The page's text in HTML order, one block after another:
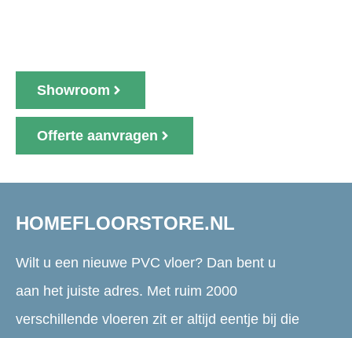
Showroom
Offerte aanvragen
HOMEFLOORSTORE.NL
Wilt u een nieuwe PVC vloer? Dan bent u
aan het juiste adres. Met ruim 2000
verschillende vloeren zit er altijd eentje bij die